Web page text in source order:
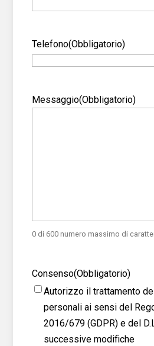
Telefono(Obbligatorio)
Messaggio(Obbligatorio)
0 di 600 numero massimo di
Consenso(Obbligatorio)
Autorizzo il trattamento
personali ai sensi del
2016/679 (GDPR) e del
successive modifiche